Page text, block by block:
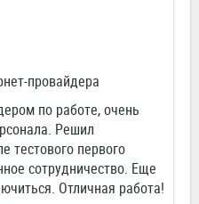
провайдера
по работе, очень
Решил
тестового первого
сотрудничество. Еще
Отличная работа!